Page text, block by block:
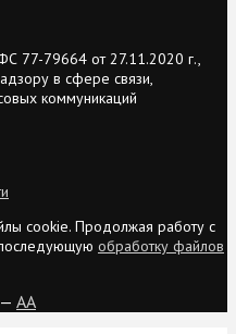
77-79664 от 27.11.2020 г.,
в сфере связи,
коммуникаций
cookie. Продолжая работу с
обработку файлов
AA